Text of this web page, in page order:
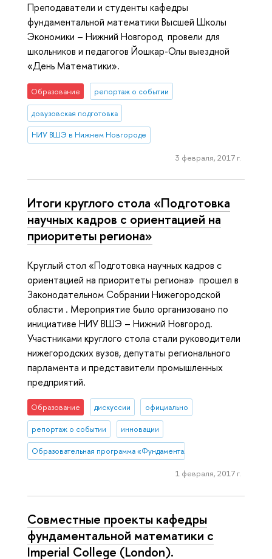
Преподаватели и студенты кафедры
фундаментальной математики Высшей Школы
Экономики – Нижний Новгород провели для
школьников и педагогов Йошкар-Олы выездной
«День Математики».
Образование репортаж о событии
довузовская подготовка
НИУ ВШЭ в Нижнем Новгороде
3 февраля, 2017 г.
Итоги круглого стола «Подготовка
научных кадров с ориентацией на
приоритеты региона»
Круглый стол «Подготовка научных кадров с
ориентацией на приоритеты региона» прошел в
Законодательном Собрании Нижегородской
области . Мероприятие было организовано по
инициативе НИУ ВШЭ – Нижний Новгород.
Участниками круглого стола стали руководители
нижегородских вузов, депутаты регионального
парламента и представители промышленных
предприятий.
Образование дискуссии официально
репортаж о событии инновации
Образовательная программа «Фундаментальная и прикладная
1 февраля, 2017 г.
Совместные проекты кафедры
фундаментальной математики с
Imperial College (London).